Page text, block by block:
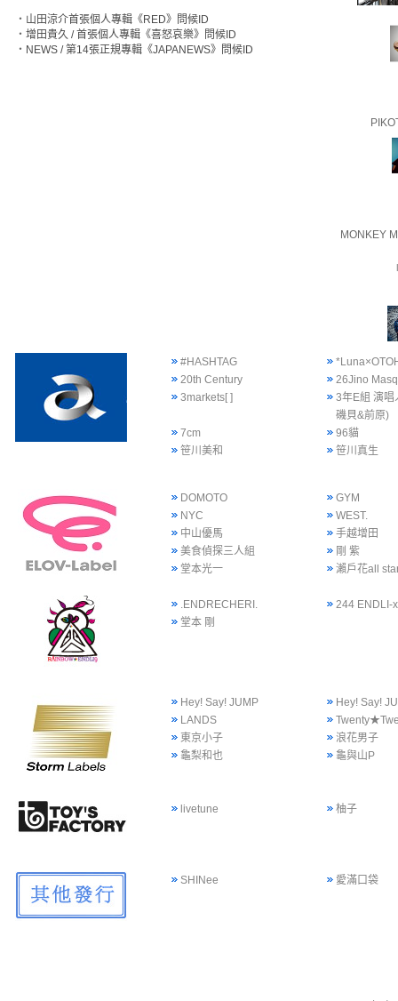
‧ 山田涼介首張個人專輯《RED》問候ID
‧ 增田貴久 / 首張個人專輯《喜怒哀樂》問候ID
‧ NEWS / 第14張正規專輯《JAPANEWS》問候ID
MONKEY
#HASHTAG
20th Century
26Jino
3markets[ ]
3年E組 演唱
磯貝&前原)
7cm
96貓
笹川美和
笹川真生
DOMOTO
GYM
NYC
WEST.
中山優馬
手越增田
美食偵探三人組
剛 紫
堂本光一
瀨戶花all
.ENDRECHERI.
244 ENDLI-x
堂本 剛
Hey! Say! JUMP
Hey! Say!
LANDS
東京小子
浪花男子
龜梨和也
龜與山P
livetune 柚子
SHINee 愛滿口袋